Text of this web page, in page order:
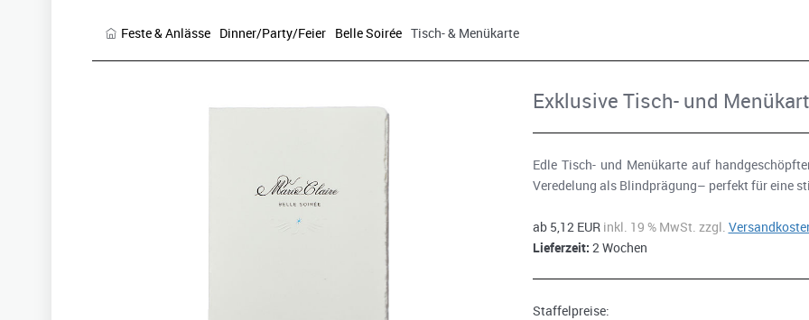
Feste & Anlässe Dinner/Party/Feier Belle Soirée Tisch- & Menükarte
Exklusive Tisch- und
Edle Tisch- und Menükarte auf
Veredelung als Blindprägung– perfekt für eine
ab 5,12 EUR inkl. 19 % MwSt. zzgl.
Lieferzeit: 2 Wochen
Staffelpreise: